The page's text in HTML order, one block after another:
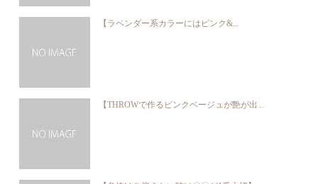
【ラベンダー系カラーにはピンク&...
【THROWで作るピンクベージュが艶が出...